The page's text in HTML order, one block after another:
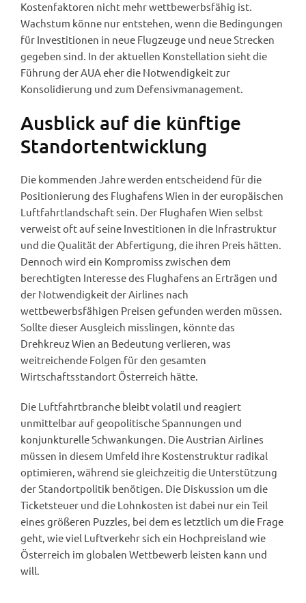
Kostenfaktoren nicht mehr wettbewerbsfähig ist.
Wachstum könne nur entstehen, wenn die Bedingungen
für Investitionen in neue Flugzeuge und neue Strecken
gegeben sind. In der aktuellen Konstellation sieht die
Führung der AUA eher die Notwendigkeit zur
Konsolidierung und zum Defensivmanagement.
Ausblick auf die künftige
Standortentwicklung
Die kommenden Jahre werden entscheidend für die
Positionierung des Flughafens Wien in der europäischen
Luftfahrtlandschaft sein. Der Flughafen Wien selbst
verweist oft auf seine Investitionen in die Infrastruktur
und die Qualität der Abfertigung, die ihren Preis hätten.
Dennoch wird ein Kompromiss zwischen dem
berechtigten Interesse des Flughafens an Erträgen und
der Notwendigkeit der Airlines nach
wettbewerbsfähigen Preisen gefunden werden müssen.
Sollte dieser Ausgleich misslingen, könnte das
Drehkreuz Wien an Bedeutung verlieren, was
weitreichende Folgen für den gesamten
Wirtschaftsstandort Österreich hätte.
Die Luftfahrtbranche bleibt volatil und reagiert
unmittelbar auf geopolitische Spannungen und
konjunkturelle Schwankungen. Die Austrian Airlines
müssen in diesem Umfeld ihre Kostenstruktur radikal
optimieren, während sie gleichzeitig die Unterstützung
der Standortpolitik benötigen. Die Diskussion um die
Ticketsteuer und die Lohnkosten ist dabei nur ein Teil
eines größeren Puzzles, bei dem es letztlich um die Frage
geht, wie viel Luftverkehr sich ein Hochpreisland wie
Österreich im globalen Wettbewerb leisten kann und
will.